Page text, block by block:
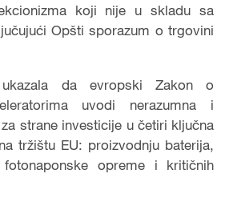
koji nije u skladu sa
Opšti sporazum o trgovini
da evropski Zakon o
uvodi nerazumna i
strane investicije u četiri ključna
tržištu EU: proizvodnju baterija,
opreme i kritičnih